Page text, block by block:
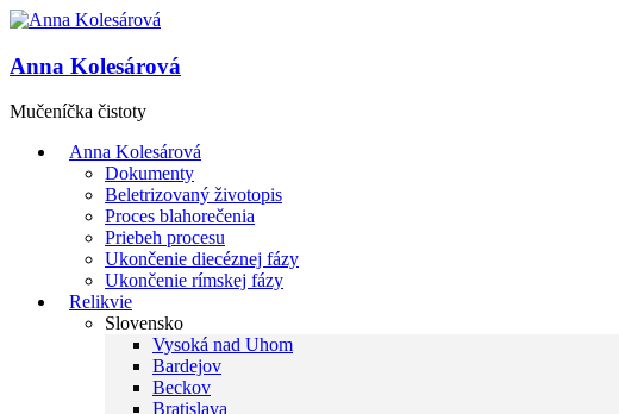
Anna Kolesárová
Mučeníčka čistoty
Anna Kolesárová
Dokumenty
Beletrizovaný životopis
Proces blahorečenia
Priebeh procesu
Ukončenie diecéznej fázy
Ukončenie rímskej fázy
Relikvie
Slovensko
Vysoká nad Uhom
Bardejov
Beckov
Bratislava